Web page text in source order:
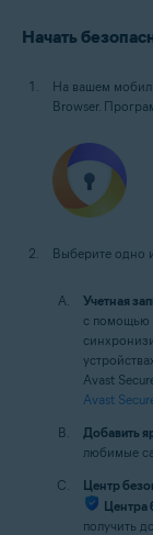
Начать
На вашем
Browser.
Выберите одно
Учетная
с помощью
Avast
Avast
Добавить
любимые
Центр
Центра
получить